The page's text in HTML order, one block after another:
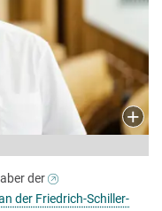
der
der Friedrich-Schiller-